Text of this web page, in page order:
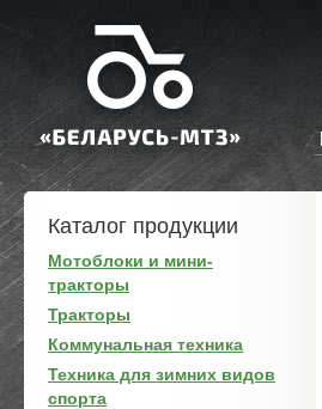
Каталог продукции
Мотоблоки и мини-
тракторы
Тракторы
Коммунальная техника
Техника для зимних видов
спорта